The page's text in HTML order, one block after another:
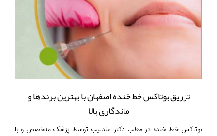
تزریق بوتاکس خط خنده اصفهان با بهترین برندها و
ماندگاری بالا
بوتاکس خط خنده در مطب دکتر عندلیب توسط پزشک متخصص و با